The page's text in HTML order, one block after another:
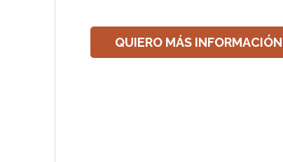
QUIERO MÁS INFORMACIÓN